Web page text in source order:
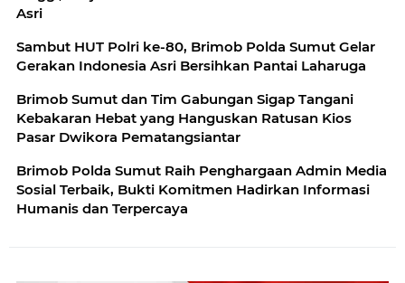
Asri
Sambut HUT Polri ke-80, Brimob Polda Sumut Gelar
Gerakan Indonesia Asri Bersihkan Pantai Laharuga
Brimob Sumut dan Tim Gabungan Sigap Tangani
Kebakaran Hebat yang Hanguskan Ratusan Kios
Pasar Dwikora Pematangsiantar
Brimob Polda Sumut Raih Penghargaan Admin Media
Sosial Terbaik, Bukti Komitmen Hadirkan Informasi
Humanis dan Terpercaya